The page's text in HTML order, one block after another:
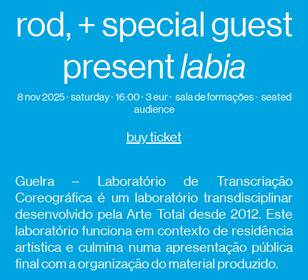
rod, + special guest
presentlabia
8 nov 2025 saturday 16:00 3 eur sala de formações
seated
audience
buy ticket
Guelra – Laboratório de Transcriação
Coreográfica é um laboratório transdisciplinar
desenvolvido pela Arte Total desde 2012. Este
laboratório funciona em contexto de residência
artística e culmina numa apresentação pública
final com a organização do material produzido.